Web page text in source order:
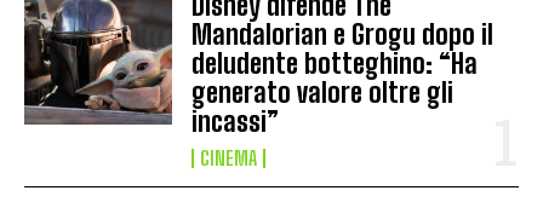
Mandalorian e Grogu dopo il
deludente botteghino: “Ha
generato valore oltre gli
incassi”
CINEMA